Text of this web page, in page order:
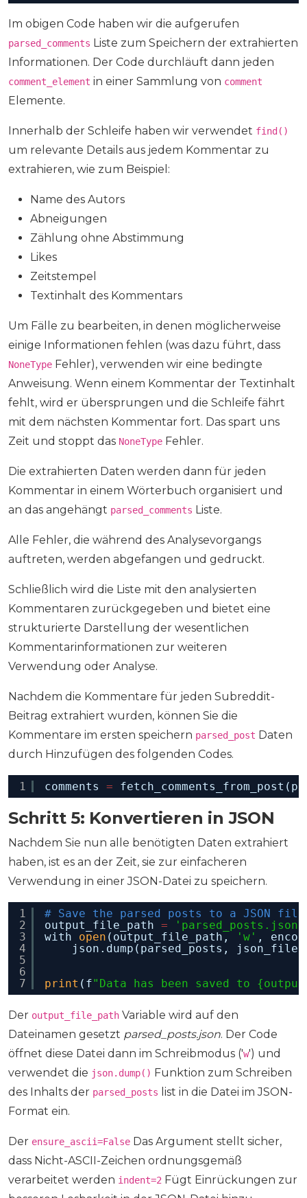
Im obigen Code haben wir die aufgerufen
parsed_comments Liste zum Speichern der extrahierten
Informationen. Der Code durchläuft dann jeden
comment_element in einer Sammlung von comment
Elemente.
Innerhalb der Schleife haben wir verwendet find()
um relevante Details aus jedem Kommentar zu
extrahieren, wie zum Beispiel:
Name des Autors
Abneigungen
Zählung ohne Abstimmung
Likes
Zeitstempel
Textinhalt des Kommentars
Um Fälle zu bearbeiten, in denen möglicherweise
einige Informationen fehlen (was dazu führt, dass
NoneType Fehler), verwenden wir eine bedingte
Anweisung. Wenn einem Kommentar der Textinhalt
fehlt, wird er übersprungen und die Schleife fährt
mit dem nächsten Kommentar fort. Das spart uns
Zeit und stoppt das NoneType Fehler.
Die extrahierten Daten werden dann für jeden
Kommentar in einem Wörterbuch organisiert und
an das angehängt parsed_comments Liste.
Alle Fehler, die während des Analysevorgangs
auftreten, werden abgefangen und gedruckt.
Schließlich wird die Liste mit den analysierten
Kommentaren zurückgegeben und bietet eine
strukturierte Darstellung der wesentlichen
Kommentarinformationen zur weiteren
Verwendung oder Analyse.
Nachdem die Kommentare für jeden Subreddit-
Beitrag extrahiert wurden, können Sie die
Kommentare im ersten speichern parsed_post Daten
durch Hinzufügen des folgenden Codes.
1 comments =
Schritt 5: Konvertieren in JSON
Nachdem Sie nun alle benötigten Daten extrahiert
haben, ist es an der Zeit, sie zur einfacheren
Verwendung in einer JSON-Datei zu speichern.
1
2
3
4
5
6
7
# Save the parsed posts to a JSON file
output_file_path =
'parsed_posts.json'
with open (output_file_path, 'w' ,
json.dump(parsed_posts,
print (f"Data has been saved to
Der output_file_path Variable wird auf den
Dateinamen gesetzt parsed_posts.json. Der Code
öffnet diese Datei dann im Schreibmodus ('w') und
verwendet die json.dump() Funktion zum Schreiben
des Inhalts der parsed_posts
list in die Datei im JSON-
Format ein.
Der ensure_ascii=False Das Argument stellt sicher,
dass Nicht-ASCII-Zeichen ordnungsgemäß
verarbeitet werden indent=2 Fügt Einrückungen zur